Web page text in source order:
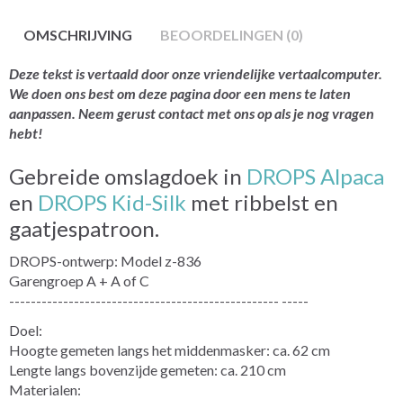
OMSCHRIJVING BEOORDELINGEN (0)
Deze tekst is vertaald door onze vriendelijke vertaalcomputer.
We doen ons best om deze pagina door een mens te laten
aanpassen. Neem gerust contact met ons op als je nog vragen
hebt!
Gebreide omslagdoek in DROPS Alpaca
en DROPS Kid-Silk met ribbelst en
gaatjespatroon.
DROPS-ontwerp: Model z-836
Garengroep A + A of C
-------------------------------------------------- -----
Doel:
Hoogte gemeten langs het middenmasker: ca. 62 cm
Lengte langs bovenzijde gemeten: ca. 210 cm
Materialen: